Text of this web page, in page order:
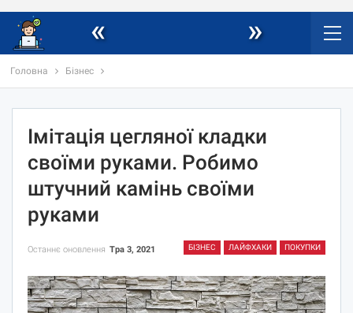
« »
Головна Бізнес
Імітація цегляної кладки
своїми руками. Робимо
штучний камінь своїми
руками
БІЗНЕС ЛАЙФХАКИ ПОКУПКИ
Останнє оновлення Тра 3, 2021